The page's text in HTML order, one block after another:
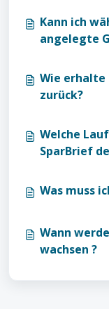
Kann ich
angelegte
Wie erhalte
zurück?
Welche
SparBrief
Was muss
Wann
wachsen ?